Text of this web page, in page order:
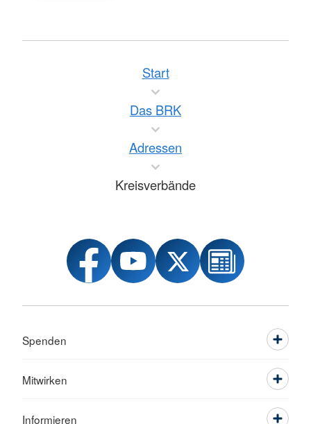
Start
Das BRK
Adressen
Kreisverbände
Spenden
Mitwirken
Informieren